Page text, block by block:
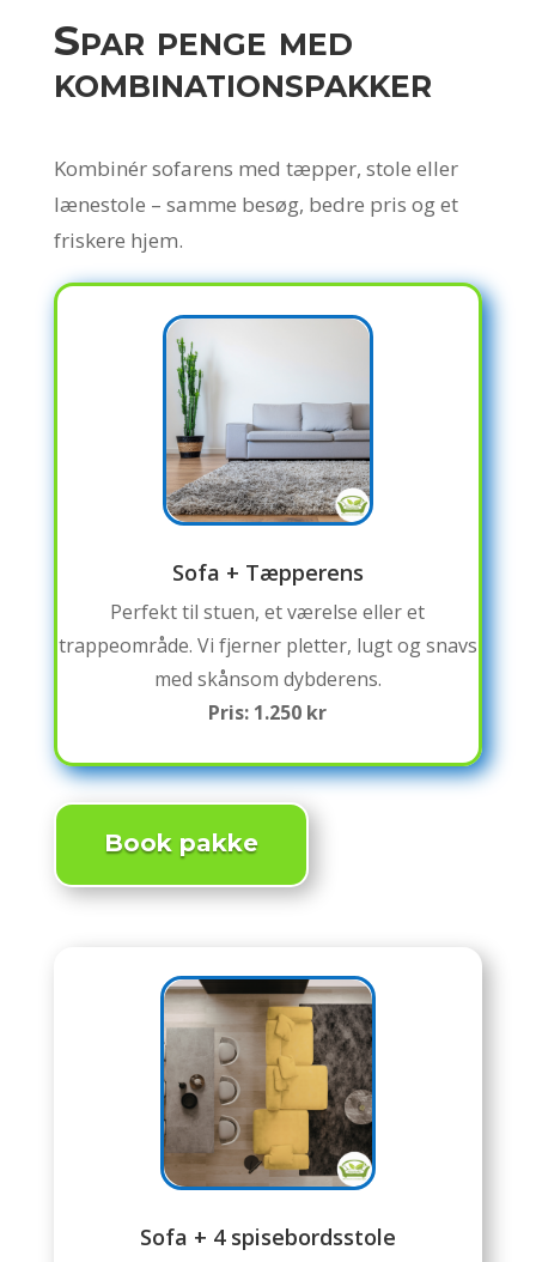
Spar penge med
kombinationspakker
Kombinér sofarens med tæpper, stole eller
lænestole – samme besøg, bedre pris og et
friskere hjem.
Sofa + Tæpperens
Perfekt til stuen, et værelse eller et
trappeområde. Vi fjerner pletter, lugt og snavs
med skånsom dybderens.
Pris: 1.250 kr
Book pakke
Sofa + 4 spisebordsstole